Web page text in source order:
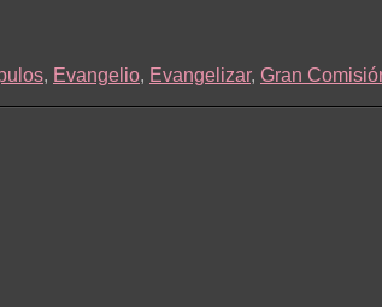
, Evangelio, Evangelizar, Gran